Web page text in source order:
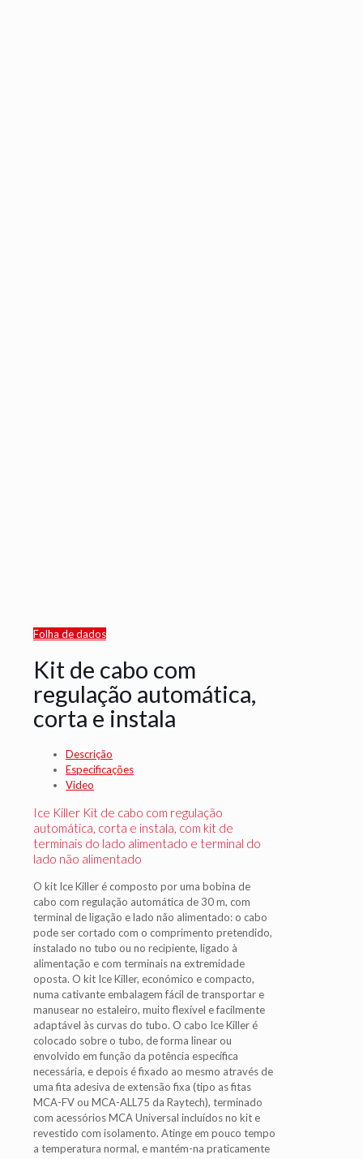
Folha de dados
Kit de cabo com
regulação automática,
corta e instala
Descrição
Especificações
Video
Ice Killer Kit de cabo com regulação
automática, corta e instala, com kit de
terminais do lado alimentado e terminal do
lado não alimentado
O kit Ice Killer é composto por uma bobina de
cabo com regulação automática de 30 m, com
terminal de ligação e lado não alimentado: o cabo
pode ser cortado com o comprimento pretendido,
instalado no tubo ou no recipiente, ligado à
alimentação e com terminais na extremidade
oposta. O kit Ice Killer, económico e compacto,
numa cativante embalagem fácil de transportar e
manusear no estaleiro, muito flexível e facilmente
adaptável às curvas do tubo. O cabo Ice Killer é
colocado sobre o tubo, de forma linear ou
envolvido em função da potência específica
necessária, e depois é fixado ao mesmo através de
uma fita adesiva de extensão fixa (tipo as fitas
MCA-FV ou MCA-ALL75 da Raytech), terminado
com acessórios MCA Universal incluídos no kit e
revestido com isolamento. Atinge em pouco tempo
a temperatura normal, e mantém-na praticamente